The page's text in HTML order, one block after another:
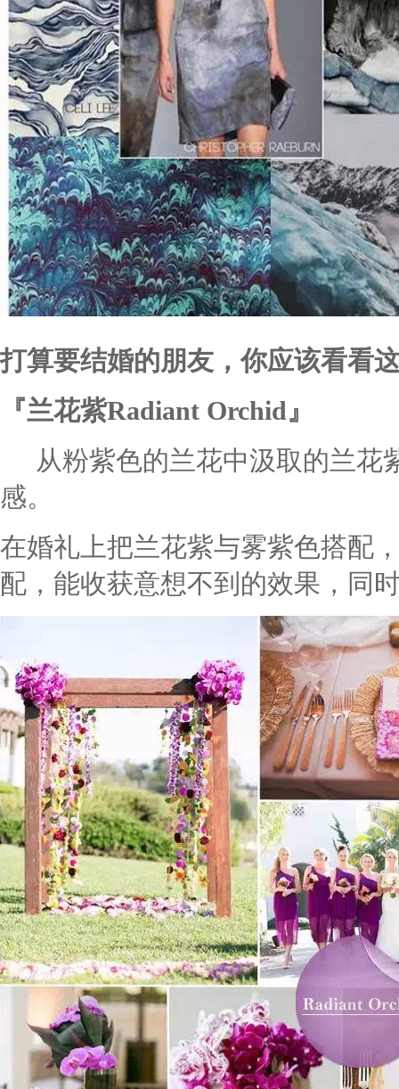
打算要结婚的朋友，你应该看看
『兰花紫Radiant Orchid』
从粉紫色的兰花中汲取的兰花
感。
在婚礼上把兰花紫与雾紫色搭配
配，能收获意想不到的效果，同